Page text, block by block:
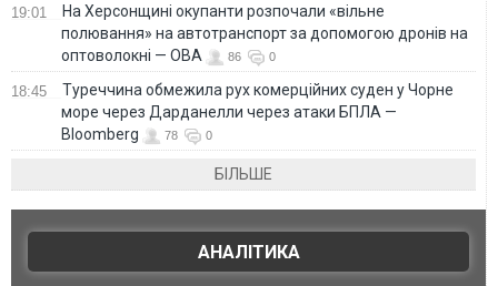
19:01
На Херсонщині окупанти розпочали «вільне
полювання» на автотранспорт за допомогою дронів на
оптоволокні — ОВА
86 0
18:45
Туреччина обмежила рух комерційних суден у Чорне
море через Дарданелли через атаки БПЛА —
Bloomberg
78 0
БІЛЬШЕ
АНАЛІТИКА